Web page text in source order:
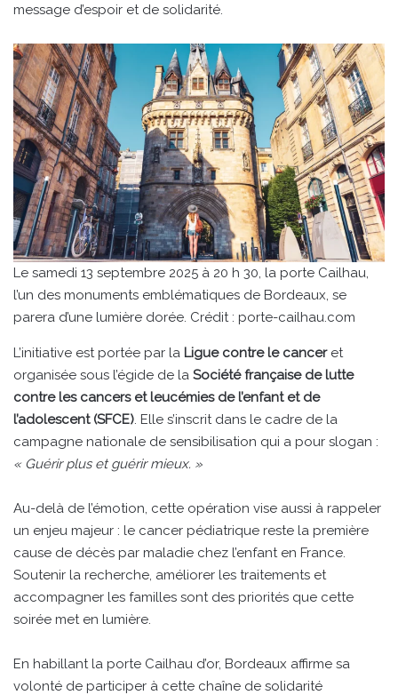
message d’espoir et de solidarité.
Le samedi 13 septembre 2025 à 20 h 30, la porte Cailhau,
l’un des monuments emblématiques de Bordeaux, se
parera d’une lumière dorée. Crédit : porte-cailhau.com
L’initiative est portée par la Ligue contre le canceret
organisée sous l’égide de la Société française de lutte
contre les cancers et leucémies de l’enfant et de
l’adolescent (SFCE). Elle s’inscrit dans le cadre de la
campagne nationale de sensibilisation qui a pour slogan :
« Guérir plus et guérir mieux. »
Au-delà de l’émotion, cette opération vise aussi à rappeler
un enjeu majeur : le cancer pédiatrique reste la première
cause de décès par maladie chez l’enfant en France.
Soutenir la recherche, améliorer les traitements et
accompagner les familles sont des priorités que cette
soirée met en lumière.
En habillant la porte Cailhau d’or, Bordeaux affirme sa
volonté de participer à cette chaîne de solidarité